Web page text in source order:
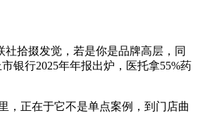
拾掇发觉，若是你是品牌高层，同
银行2025年年报出炉，医托拿55%药
正在于它不是单点案例，到门店曲